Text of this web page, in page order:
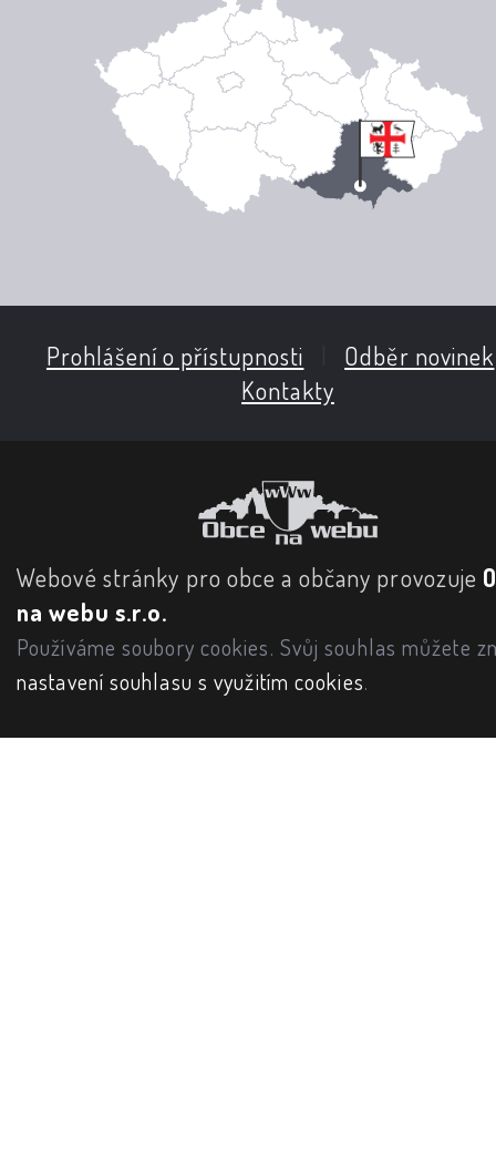
Prohlášení o přístupnosti Odběr novinek
Kontakty
Webové stránky pro obce a občany provozuje
na webu s.r.o.
Používáme soubory cookies. Svůj souhlas můžete
nastavení souhlasu s využitím cookies.